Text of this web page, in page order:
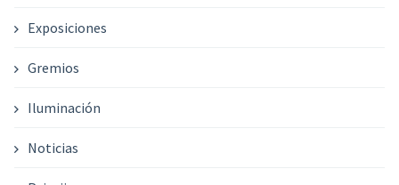
Exposiciones
Gremios
Iluminación
Noticias